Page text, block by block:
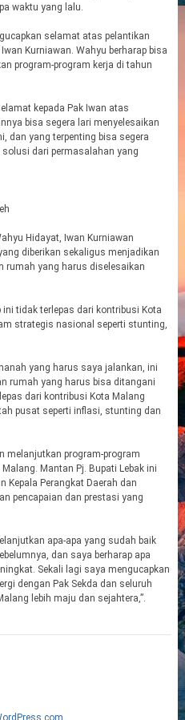
waktu yang lalu.
selamat atas pelantikan
Kurniawan. Wahyu berharap bisa
program-program kerja di tahun
kepada Pak Iwan atas
bisa segera lari menyelesaikan
dan yang terpenting bisa segera
dari permasalahan yang
Hidayat, Iwan Kurniawan
diberikan sekaligus menjadikan
rumah yang harus diselesaikan
tidak terlepas dari kontribusi Kota
strategis nasional seperti stunting,
yang harus saya jalankan, ini
rumah yang harus bisa ditangani
dari kontribusi Kota Malang
pusat seperti inflasi, stunting dan
melanjutkan program-program
Mantan Pj. Bupati Lebak ini
Kepala Perangkat Daerah dan
pencapaian dan prestasi yang
apa-apa yang sudah baik
dan saya berharap apa
Sekali lagi saya mengucapkan
dengan Pak Sekda dan seluruh
lebih maju dan sejahtera,”.